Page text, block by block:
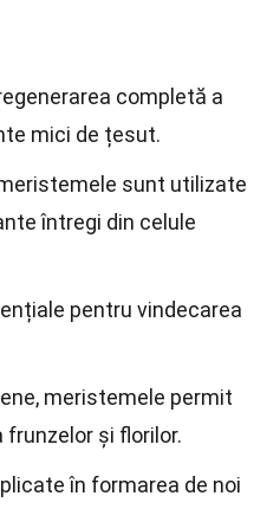
completă a
mici de țesut.
sunt utilizate
întregi din celule
pentru vindecarea
meristemele permit
frunzelor și florilor.
în formarea de noi